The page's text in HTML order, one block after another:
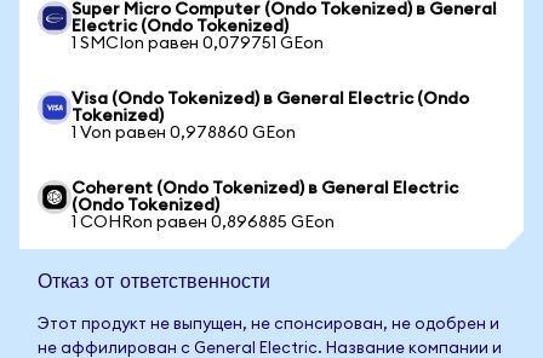
Super Micro Computer (Ondo Tokenized) в General
Electric (Ondo Tokenized)
1 SMCIon равен 0,079751 GEon
Visa (Ondo Tokenized) в General Electric (Ondo
Tokenized)
1 Von равен 0,978860 GEon
Coherent (Ondo Tokenized) в General Electric
(Ondo Tokenized)
1 COHRon равен 0,896885 GEon
Отказ от ответственности
Этот продукт не выпущен, не спонсирован, не одобрен и
не аффилирован с General Electric. Название компании и